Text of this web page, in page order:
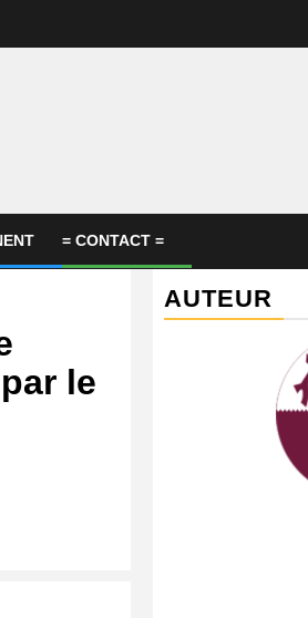
= CONTACT =
le
AUTEUR